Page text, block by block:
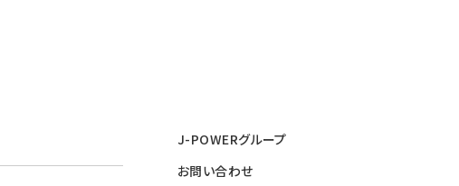
J-POWERグループ
お問い合わせ